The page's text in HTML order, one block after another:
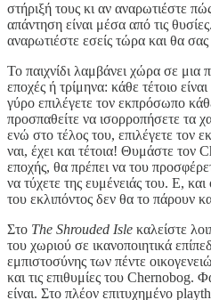
στήριξή τους κι αν αναρωτιέστε
απάντηση είναι μέσα από τις
αναρωτιέστε εσείς τώρα και θα
Το παιχνίδι λαμβάνει χώρα σε μια
εποχές ή τρίμηνα: κάθε τέτοιο
γύρο επιλέγετε τον εκπρόσωπο
προσπαθείτε να ισορροπήσετε τα
ενώ στο τέλος του, επιλέγετε τον
ναι, έχει και τέτοια! Θυμάστε τον
εποχής, θα πρέπει να του
να τύχετε της ευμένειάς του. Ε, και
του εκλιπόντος δεν θα το πάρουν
Στο The Shrouded Isle καλείστε
του χωριού σε ικανοποιητικά
εμπιστοσύνης των πέντε
και τις επιθυμίες του Chernobog.
είναι. Στο πλέον επιτυχημένο